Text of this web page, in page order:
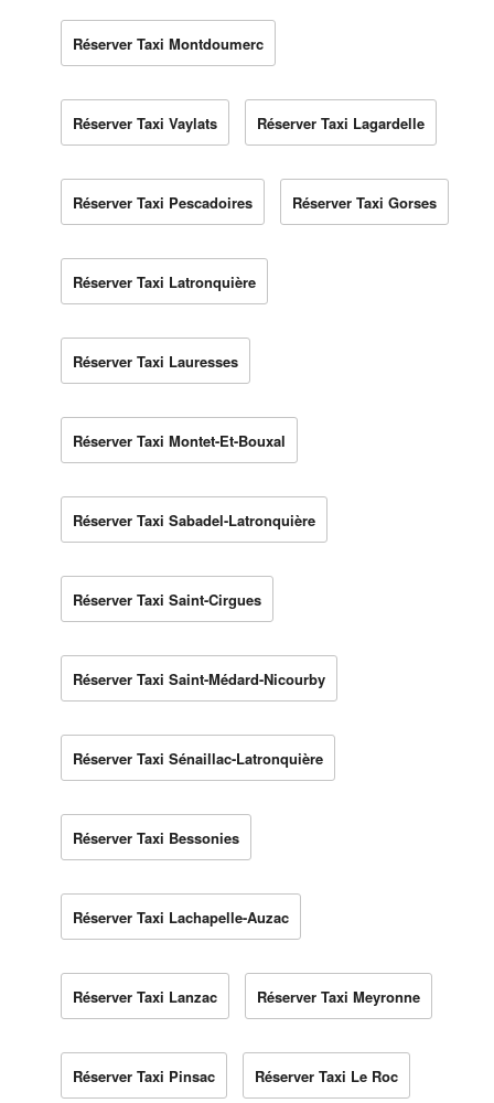
Réserver Taxi Montdoumerc
Réserver Taxi Vaylats Réserver Taxi Lagardelle
Réserver Taxi Pescadoires Réserver Taxi Gorses
Réserver Taxi Latronquière
Réserver Taxi Lauresses
Réserver Taxi Montet-Et-Bouxal
Réserver Taxi Sabadel-Latronquière
Réserver Taxi Saint-Cirgues
Réserver Taxi Saint-Médard-Nicourby
Réserver Taxi Sénaillac-Latronquière
Réserver Taxi Bessonies
Réserver Taxi Lachapelle-Auzac
Réserver Taxi Lanzac Réserver Taxi Meyronne
Réserver Taxi Pinsac Réserver Taxi Le Roc